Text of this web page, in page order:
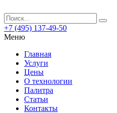
+7 (495) 137-49-50
Меню
Главная
Услуги
Цены
О технологии
Палитра
Статьи
Контакты